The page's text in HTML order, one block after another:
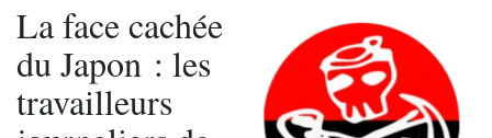
La face cachée
du Japon : les
travailleurs